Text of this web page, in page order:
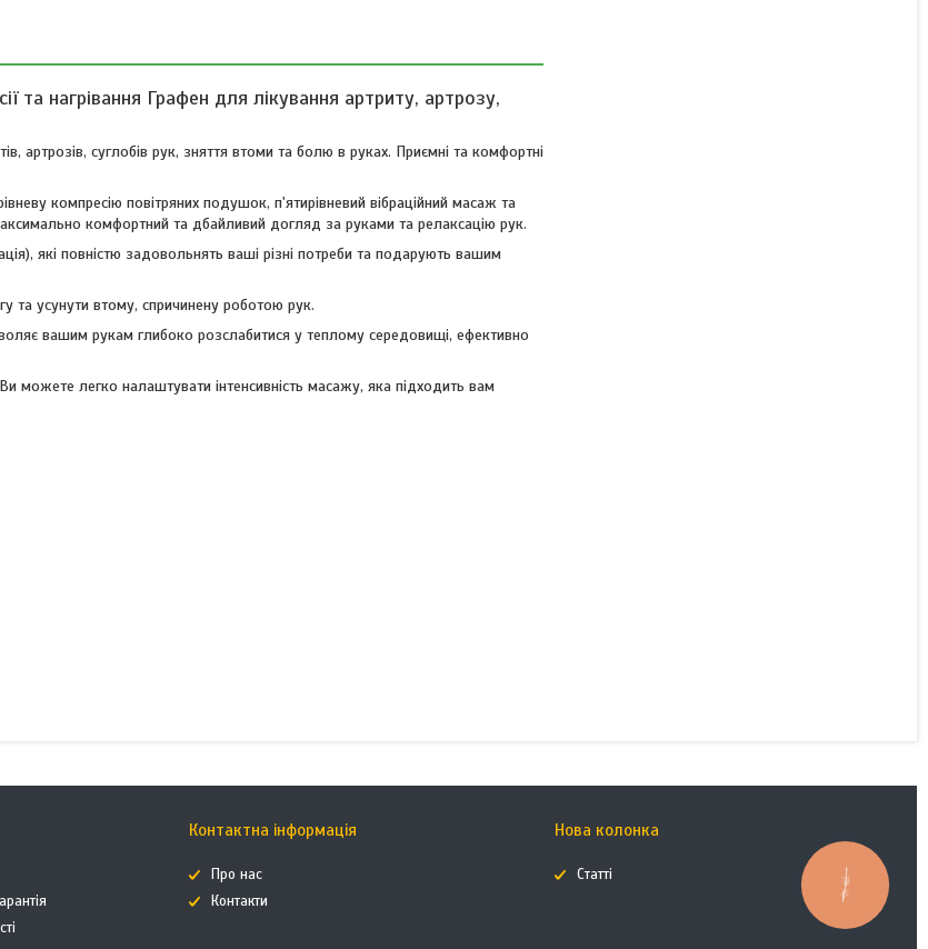
та нагрівання Графен для лікування артриту, артрозу,
артрозів, суглобів рук, зняття втоми та болю в руках. Приємні та комфортні
компресію повітряних подушок, п'ятирівневий вібраційний масаж та
комфортний та дбайливий догляд за руками та релаксацію рук.
які повністю задовольнять ваші різні потреби та подарують вашим
та усунути втому, спричинену роботою рук.
вашим рукам глибоко розслабитися у теплому середовищі, ефективно
можете легко налаштувати інтенсивність масажу, яка підходить вам
Контактна інформація
Про нас
Контакти
Нова колонка
Статті
КНОПКА
ЗВ'ЯЗКУ